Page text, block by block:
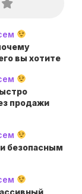
вы хотите
продажи
безопасным